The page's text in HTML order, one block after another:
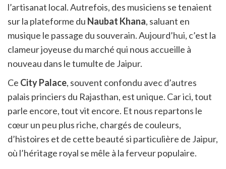
l’artisanat local. Autrefois, des musiciens se tenaient
sur la plateforme du Naubat Khana, saluant en
musique le passage du souverain. Aujourd’hui, c’est la
clameur joyeuse du marché qui nous accueille à
nouveau dans le tumulte de Jaipur.
Ce City Palace, souvent confondu avec d’autres
palais princiers du Rajasthan, est unique. Car ici, tout
parle encore, tout vit encore. Et nous repartons le
cœur un peu plus riche, chargés de couleurs,
d’histoires et de cette beauté si particulière de Jaipur,
où l’héritage royal se mêle à la ferveur populaire.